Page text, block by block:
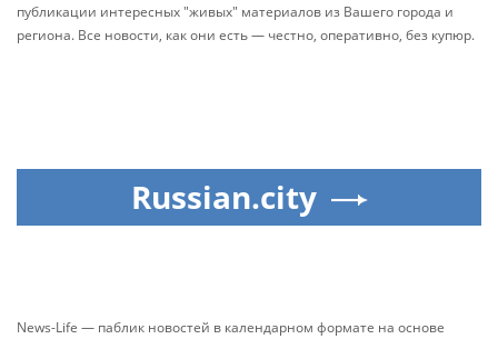
публикации интересных "живых" материалов из Вашего города и
региона. Все новости, как они есть — честно, оперативно, без купюр.
Russian.city
News-Life — паблик новостей в календарном формате на основе